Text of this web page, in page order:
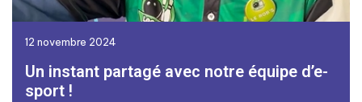
12 novembre 2024
Un instant partagé avec notre équipe d’e-
sport !